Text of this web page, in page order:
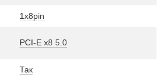
1x8pin
PCI-E х8 5.0
Так